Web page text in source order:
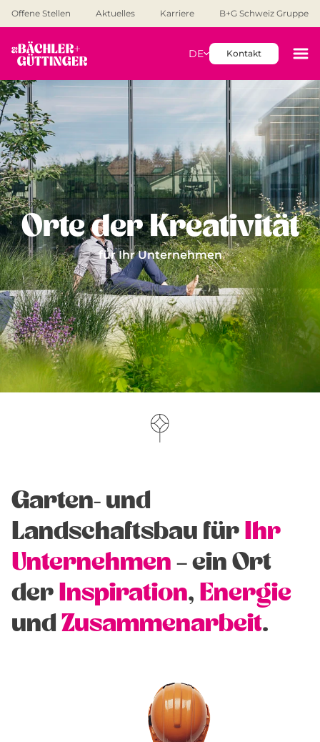
Offene Stellen Aktuelles Karriere B+G Schweiz Gruppe
DE Kontakt
Orte der Kreativität
für Ihr Unternehmen
Garten- und
Landschaftsbau für Ihr
Unternehmen – ein Ort
der Inspiration, Energie
und Zusammenarbeit.